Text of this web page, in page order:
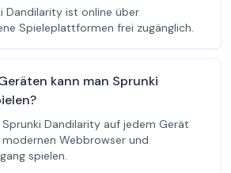
Dandilarity ist online über
Spieleplattformen frei zugänglich.
kann man Sprunki
Dandilarity auf jedem Gerät
Webbrowser und
spielen.